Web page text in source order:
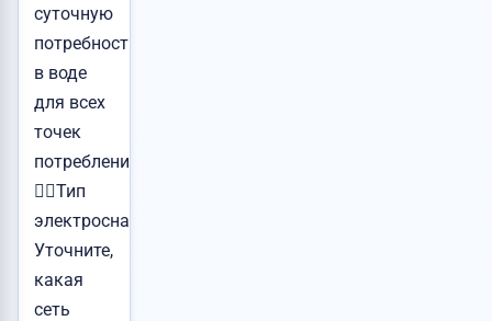
суточную
потребность
в воде
для всех
точек
потребления.
👉🏻Тип
электроснабжения:
Уточните,
какая
сеть